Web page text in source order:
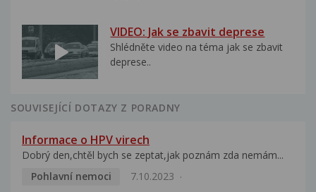
VIDEO: Jak se zbavit deprese
Shlédněte video na téma jak se zbavit
deprese..
SOUVISEJÍCÍ DOTAZY Z PORADNY
Informace o HPV virech
Dobrý den,chtěl bych se zeptat,jak poznám zda nemám...
Pohlavní nemoci
7.10.2023